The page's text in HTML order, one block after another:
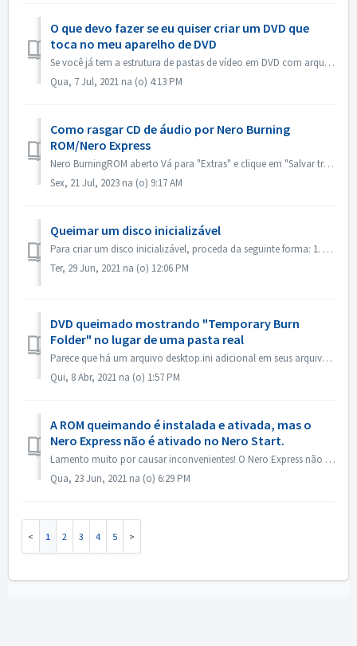
O que devo fazer se eu quiser criar um DVD que
toca no meu aparelho de DVD
Se você já tem a estrutura de pastas de vídeo em DVD com arquivos .VOB, .IFO/.BUP, você poderia usar o Nero BurningROM para gravar DVD. 1. Nova uma Compilaç...
Qua, 7 Jul, 2021 na (o) 4:13 PM
Como rasgar CD de áudio por Nero Burning
ROM/Nero Express
Nero BurningROM aberto Vá para "Extras" e clique em "Salvar trilhas de áudio". Na aba "fonte", selecione as faixas. Config...
Sex, 21 Jul, 2023 na (o) 9:17 AM
Queimar um disco inicializável
Para criar um disco inicializável, proceda da seguinte forma: 1. Clique no botão Novo na tela principal da ROM Nero Burning. ->A janela Nova Compilação ...
Ter, 29 Jun, 2021 na (o) 12:06 PM
DVD queimado mostrando "Temporary Burn
Folder" no lugar de uma pasta real
Parece que há um arquivo desktop.ini adicional em seus arquivos fonte. O Explorer lê esse arquivo e descobre que essa pasta em particular tem um nome locali...
Qui, 8 Abr, 2021 na (o) 1:57 PM
A ROM queimando é instalada e ativada, mas o
Nero Express não é ativado no Nero Start.
Lamento muito por causar inconvenientes! O Nero Express não está contido no produto autônomo Nero BurningRom. O Nero Express é vendido em lojas off-line. ...
Qua, 23 Jun, 2021 na (o) 6:29 PM
1 2 3 4 5